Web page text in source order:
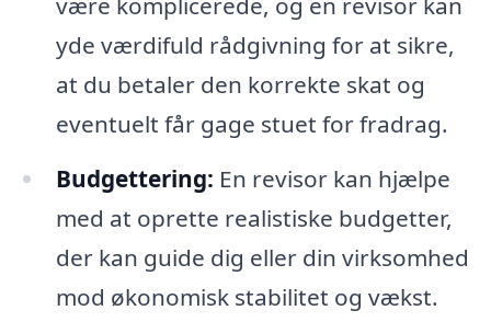
yde værdifuld rådgivning for at sikre,
at du betaler den korrekte skat og
eventuelt får gage stuet for fradrag.
Budgettering: En revisor kan hjælpe
med at oprette realistiske budgetter,
der kan guide dig eller din virksomhed
mod økonomisk stabilitet og vækst.